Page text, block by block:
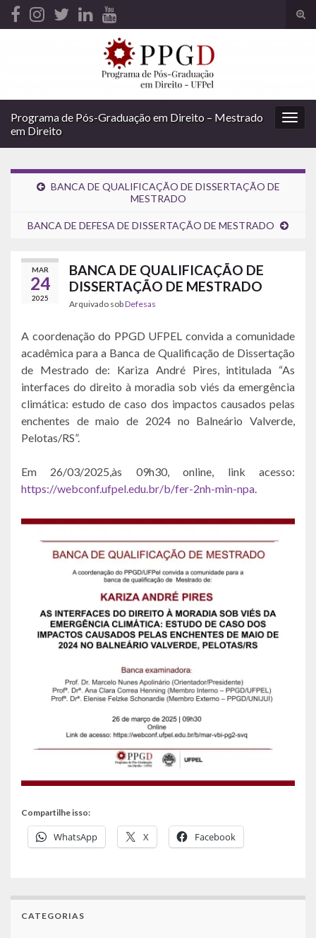
Search for:
Programa de Pós-Graduação em Direito – Mestrado
em Direito
BANCA DE QUALIFICAÇÃO DE DISSERTAÇÃO DE
MESTRADO
BANCA DE DEFESA DE DISSERTAÇÃO DE MESTRADO
MAR
24
2025
BANCA DE QUALIFICAÇÃO DE
DISSERTAÇÃO DE MESTRADO
Arquivado sobDefesas
A coordenação do PPGD UFPEL convida a comunidade
acadêmica para a Banca de Qualificação de Dissertação
de Mestrado de: Kariza André Pires, intitulada “As
interfaces do direito à moradia sob viés da emergência
climática: estudo de caso dos impactos causados pelas
enchentes de maio de 2024 no Balneário Valverde,
Pelotas/RS”.
Em 26/03/2025,às 09h30, online, link acesso:
https://webconf.ufpel.edu.br/b/fer-2nh-min-npa.
Compartilhe isso:
WhatsApp X Facebook
CATEGORIAS